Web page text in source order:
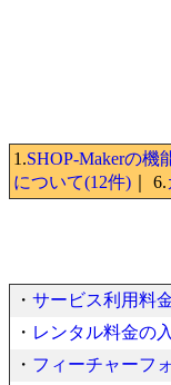
1.SHOP-Makerの機
について(12件) ｜ 6.
・ サービス利用料
・ レンタル料金の
・ フィーチャーフ